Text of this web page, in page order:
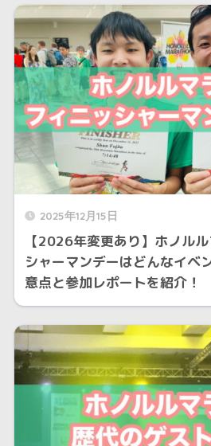
2025年12月15日
【2026年変更あり】ホノル
シャーマンデーはどんなイベ
意点と参加レポートを紹介！